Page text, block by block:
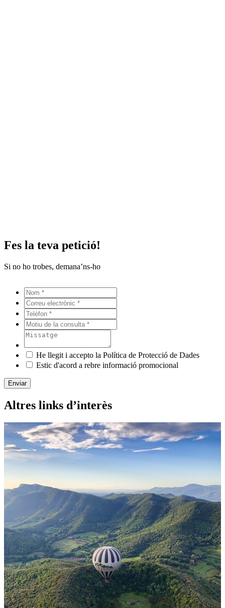
Fes la teva petició!
Si no ho trobes, demana’ns-ho
He llegit i accepto la Política de Protecció de Dades
Estic d'acord a rebre informació promocional
Enviar
Altres links d’interès